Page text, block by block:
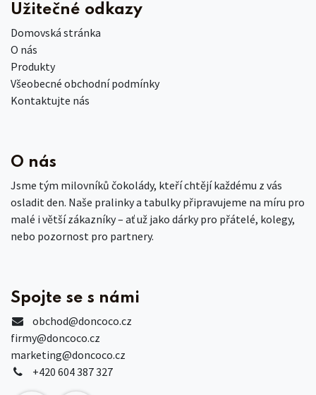
Užitečné odkazy
Domovská stránka
O nás
Produkty
Všeobecné obchodní podmínky
Kontaktujte nás
O nás
Jsme tým milovníků čokolády, kteří chtějí každému z vás
osladit den. Naše pralinky a tabulky připravujeme na míru pro
malé i větší zákazníky – ať už jako dárky pro přátelé, kolegy,
nebo pozornost pro partnery.
Spojte se s námi
obchod@doncoco.cz
firmy@doncoco.cz
marketing@doncoco.cz
+420 604 387 327